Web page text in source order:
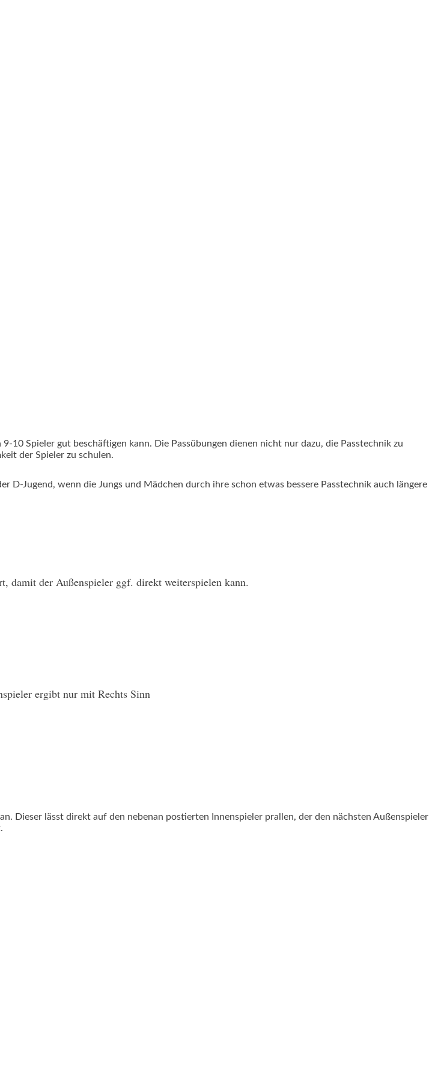
Spieler gut beschäftigen kann. Die Passübungen dienen nicht nur dazu, die Passtechnik zu
der Spieler zu schulen.
D-Jugend, wenn die Jungs und Mädchen durch ihre schon etwas bessere Passtechnik auch längere
damit der Außenspieler ggf. direkt weiterspielen kann.
ergibt nur mit Rechts Sinn
Dieser lässt direkt auf den nebenan postierten Innenspieler prallen, der den nächsten Außenspieler